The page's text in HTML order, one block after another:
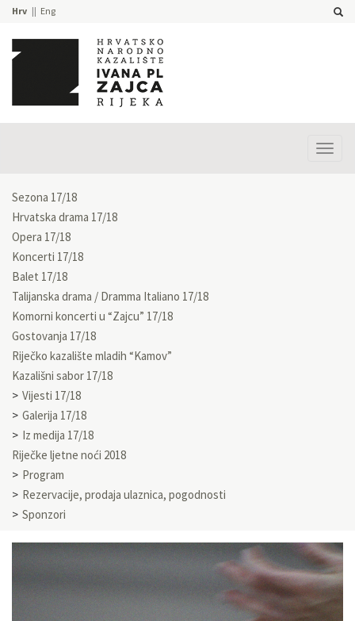
Hrv Eng
Sezona 17/18
Hrvatska drama 17/18
Opera 17/18
Koncerti 17/18
Balet 17/18
Talijanska drama / Dramma Italiano 17/18
Komorni koncerti u “Zajcu” 17/18
Gostovanja 17/18
Riječko kazalište mladih “Kamov”
Kazališni sabor 17/18
Vijesti 17/18
Galerija 17/18
Iz medija 17/18
Riječke ljetne noći 2018
Program
Rezervacije, prodaja ulaznica, pogodnosti
Sponzori